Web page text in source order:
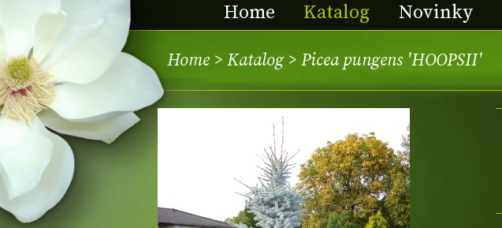
Home Katalog Novinky
Home > Katalog> Picea pungens 'HOOPSII'